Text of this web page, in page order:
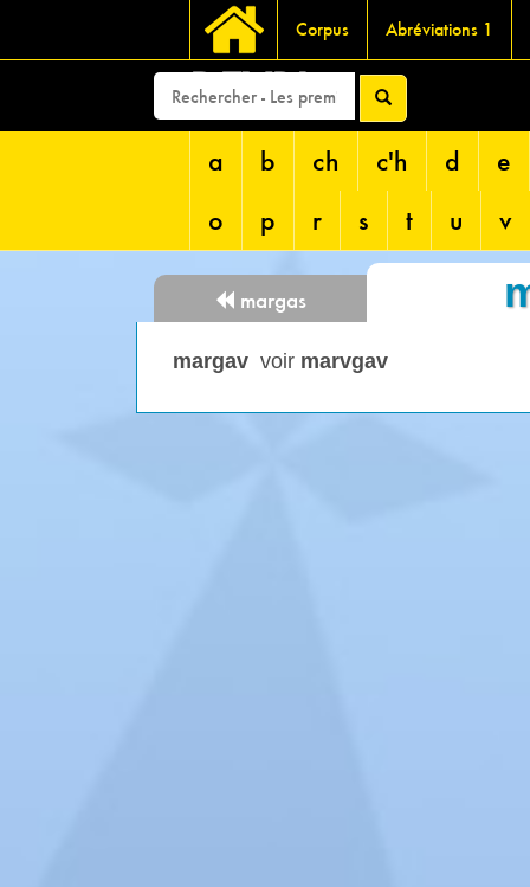
Corpus Abréviations 1
DEVRI
a b ch c'h d
e
o
p r s t u v
margas
margav voir marvgav